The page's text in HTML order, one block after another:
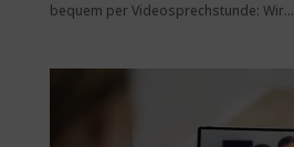
bequem per Videosprechstunde: Wir...